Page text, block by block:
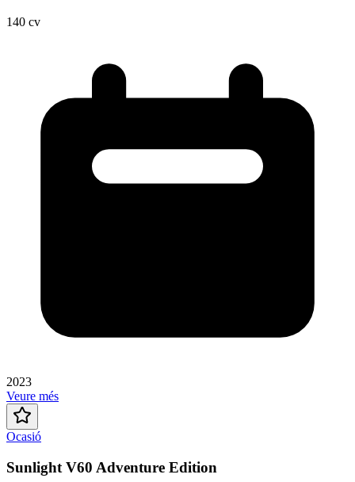
140 cv
2023
Veure més
Ocasió
Sunlight V60 Adventure Edition